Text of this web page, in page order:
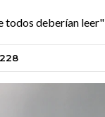
todos deberían leer"